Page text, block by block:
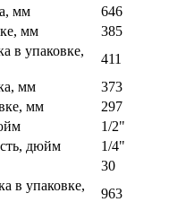
мм
646
мм
385
в упаковке,
411
мм
373
мм
297
1/2"
дюйм
1/4"
30
в упаковке,
963